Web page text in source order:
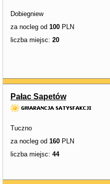
Dobiegniew
za nocleg od 100 PLN
liczba miejsc: 20
Pałac Sapetów
Tuczno
za nocleg od 160 PLN
liczba miejsc: 44